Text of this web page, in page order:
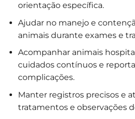
orientação específica.
Ajudar no manejo e
animais durante exames e
Acompanhar animais
cuidados contínuos e
complicações.
Manter registros precisos e
tratamentos e observações